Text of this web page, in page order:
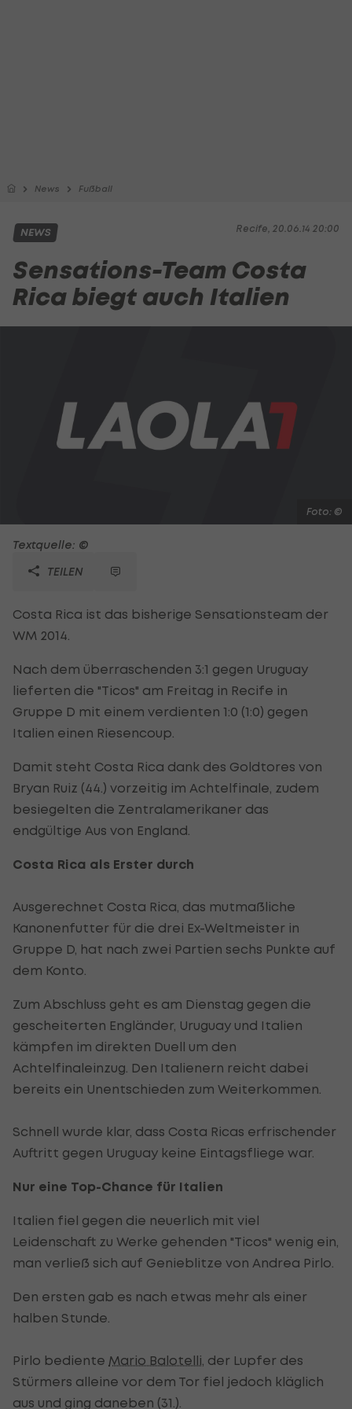
News Fußball
Recife, 20.06.14 20:00
NEWS
Sensations-Team Costa
Rica biegt auch Italien
Foto: ©
Textquelle: ©
TEILEN
Costa Rica ist das bisherige Sensationsteam der
WM 2014.
Nach dem überraschenden 3:1 gegen Uruguay
lieferten die "Ticos" am Freitag in Recife in
Gruppe D mit einem verdienten 1:0 (1:0) gegen
Italien einen Riesencoup.
Damit steht Costa Rica dank des Goldtores von
Bryan Ruiz (44.) vorzeitig im Achtelfinale, zudem
besiegelten die Zentralamerikaner das
endgültige Aus von England.
Costa Rica als Erster durch
Ausgerechnet Costa Rica, das mutmaßliche
Kanonenfutter für die drei Ex-Weltmeister in
Gruppe D, hat nach zwei Partien sechs Punkte auf
dem Konto.
Zum Abschluss geht es am Dienstag gegen die
gescheiterten Engländer, Uruguay und Italien
kämpfen im direkten Duell um den
Achtelfinaleinzug. Den Italienern reicht dabei
bereits ein Unentschieden zum Weiterkommen.
Schnell wurde klar, dass Costa Ricas erfrischender
Auftritt gegen Uruguay keine Eintagsfliege war.
Nur eine Top-Chance für Italien
Italien fiel gegen die neuerlich mit viel
Leidenschaft zu Werke gehenden "Ticos" wenig ein,
man verließ sich auf Genieblitze von Andrea Pirlo.
Den ersten gab es nach etwas mehr als einer
halben Stunde.
Pirlo bediente Mario Balotelli , der Lupfer des
Stürmers alleine vor dem Tor fiel jedoch kläglich
aus und ging daneben (31.).